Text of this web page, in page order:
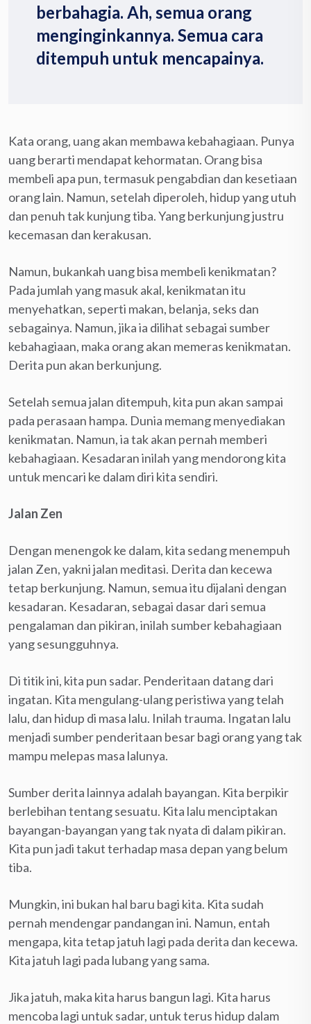
berbahagia. Ah, semua orang
menginginkannya. Semua cara
ditempuh untuk mencapainya.
Kata orang, uang akan membawa kebahagiaan. Punya
uang berarti mendapat kehormatan. Orang bisa
membeli apa pun, termasuk pengabdian dan kesetiaan
orang lain. Namun, setelah diperoleh, hidup yang utuh
dan penuh tak kunjung tiba. Yang berkunjung justru
kecemasan dan kerakusan.
Namun, bukankah uang bisa membeli kenikmatan?
Pada jumlah yang masuk akal, kenikmatan itu
menyehatkan, seperti makan, belanja, seks dan
sebagainya. Namun, jika ia dilihat sebagai sumber
kebahagiaan, maka orang akan memeras kenikmatan.
Derita pun akan berkunjung.
Setelah semua jalan ditempuh, kita pun akan sampai
pada perasaan hampa. Dunia memang menyediakan
kenikmatan. Namun, ia tak akan pernah memberi
kebahagiaan. Kesadaran inilah yang mendorong kita
untuk mencari ke dalam diri kita sendiri.
Jalan Zen
Dengan menengok ke dalam, kita sedang menempuh
jalan Zen, yakni jalan meditasi. Derita dan kecewa
tetap berkunjung. Namun, semua itu dijalani dengan
kesadaran. Kesadaran, sebagai dasar dari semua
pengalaman dan pikiran, inilah sumber kebahagiaan
yang sesungguhnya.
Di titik ini, kita pun sadar. Penderitaan datang dari
ingatan. Kita mengulang-ulang peristiwa yang telah
lalu, dan hidup di masa lalu. Inilah trauma. Ingatan lalu
menjadi sumber penderitaan besar bagi orang yang tak
mampu melepas masa lalunya.
Sumber derita lainnya adalah bayangan. Kita berpikir
berlebihan tentang sesuatu. Kita lalu menciptakan
bayangan-bayangan yang tak nyata di dalam pikiran.
Kita pun jadi takut terhadap masa depan yang belum
tiba.
Mungkin, ini bukan hal baru bagi kita. Kita sudah
pernah mendengar pandangan ini. Namun, entah
mengapa, kita tetap jatuh lagi pada derita dan kecewa.
Kita jatuh lagi pada lubang yang sama.
Jika jatuh, maka kita harus bangun lagi. Kita harus
mencoba lagi untuk sadar, untuk terus hidup dalam